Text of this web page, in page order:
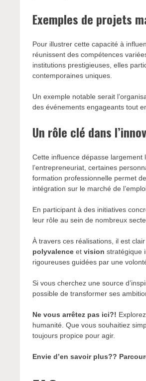
Exemples de projets
Pour illustrer cette capacité à
réunissent des compétences
institutions prestigieuses, elles
contemporaines uniques.
Un exemple notable serait
des événements engageants tout
Un rôle clé dans
Cette influence dépasse largement
l’entrepreneuriat, certaines
formation professionnelle permet
intégration sur le marché de
En participant à des initiatives
leur rôle au sein de nombreux
À travers ces réalisations, il est
polyvalence etvision stratégique
rigoureuses guidées par une
Si vous cherchez une source
possible de transformer ses
Ne vous arrêtez pas ici?!
humanité. Que vous souhaitiez
toujours propice pour agir.
Envie d’en savoir plus??